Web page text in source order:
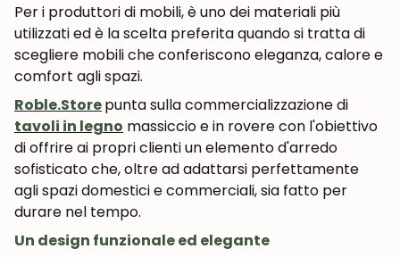
Per i produttori di mobili, è uno dei materiali più
utilizzati ed è la scelta preferita quando si tratta di
scegliere mobili che conferiscono eleganza, calore e
comfort agli spazi.
Roble.Storepunta sulla commercializzazione di
tavoli in legno massiccio e in rovere con l'obiettivo
di offrire ai propri clienti un elemento d'arredo
sofisticato che, oltre ad adattarsi perfettamente
agli spazi domestici e commerciali, sia fatto per
durare nel tempo.
Un design funzionale ed elegante